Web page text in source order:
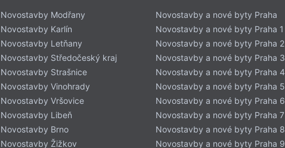
Novostavby Modřany
Novostavby Karlín
Novostavby Letňany
Novostavby Středočeský kraj
Novostavby Strašnice
Novostavby Vinohrady
Novostavby Vršovice
Novostavby Libeň
Novostavby Brno
Novostavby Žižkov
Novostavby a nové byty Praha
Novostavby a nové byty Praha 1
Novostavby a nové byty Praha 2
Novostavby a nové byty Praha 3
Novostavby a nové byty Praha 4
Novostavby a nové byty Praha 5
Novostavby a nové byty Praha 6
Novostavby a nové byty Praha 7
Novostavby a nové byty Praha 8
Novostavby a nové byty Praha 9